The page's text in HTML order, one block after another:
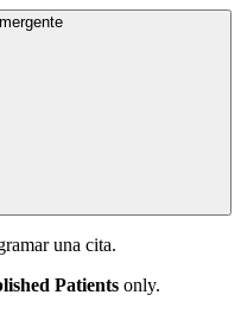
una cita.
Patients only.